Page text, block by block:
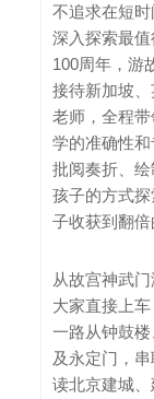
不追求在短
深入探索最
100周年，游
接待新加坡
老师，全程
学的准确性
批阅奏折、
孩子的方式
子收获到翻倍
从故宫神武
大家直接上
一路从钟鼓
及永定门，
读北京建城